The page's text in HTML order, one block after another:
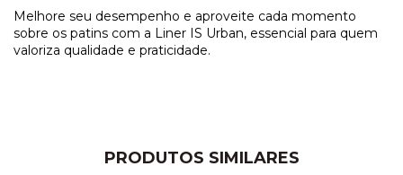
Melhore seu desempenho e aproveite cada momento
sobre os patins com a Liner IS Urban, essencial para quem
valoriza qualidade e praticidade.
PRODUTOS SIMILARES